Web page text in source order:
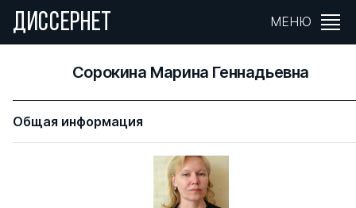
ДИССЕРНЕТ МЕНЮ
Сорокина Марина Геннадьевна
Общая информация